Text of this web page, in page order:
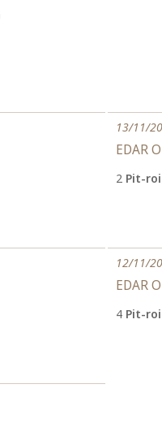
13/11/
EDAR
2 Pit-
12/11/
EDAR
4 Pit-